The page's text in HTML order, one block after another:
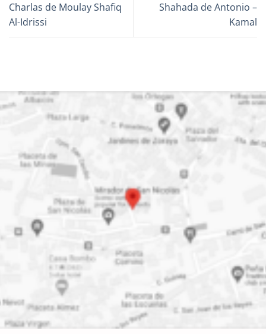
Charlas de Moulay Shafiq
Al-Idrissi
Shahada de Antonio –
Kamal